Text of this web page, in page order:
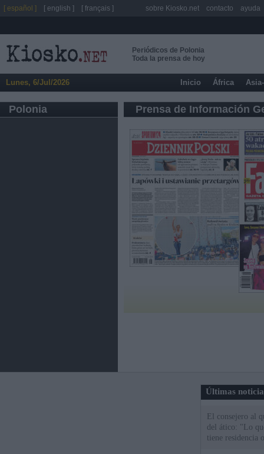
Periódicos de Polonia
Toda la prensa de hoy
Lunes, 6/Jul/2026 Inicio África
Polonia Prensa de Información
Últimas
El consejero al
del ático: "Lo
tiene residencia
[ español ] [ english ] [ français ] sobre Kiosko.net contacto ayuda